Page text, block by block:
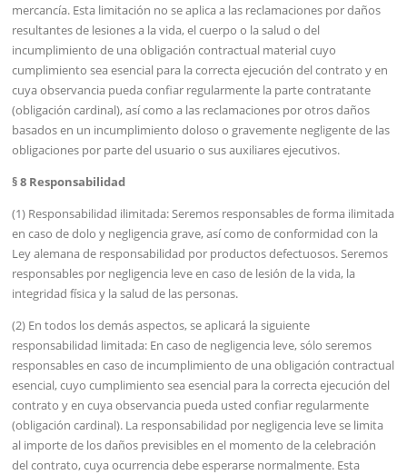
mercancía. Esta limitación no se aplica a las reclamaciones por daños
resultantes de lesiones a la vida, el cuerpo o la salud o del
incumplimiento de una obligación contractual material cuyo
cumplimiento sea esencial para la correcta ejecución del contrato y en
cuya observancia pueda confiar regularmente la parte contratante
(obligación cardinal), así como a las reclamaciones por otros daños
basados en un incumplimiento doloso o gravemente negligente de las
obligaciones por parte del usuario o sus auxiliares ejecutivos.
§ 8 Responsabilidad
(1) Responsabilidad ilimitada: Seremos responsables de forma ilimitada
en caso de dolo y negligencia grave, así como de conformidad con la
Ley alemana de responsabilidad por productos defectuosos. Seremos
responsables por negligencia leve en caso de lesión de la vida, la
integridad física y la salud de las personas.
(2) En todos los demás aspectos, se aplicará la siguiente
responsabilidad limitada: En caso de negligencia leve, sólo seremos
responsables en caso de incumplimiento de una obligación contractual
esencial, cuyo cumplimiento sea esencial para la correcta ejecución del
contrato y en cuya observancia pueda usted confiar regularmente
(obligación cardinal). La responsabilidad por negligencia leve se limita
al importe de los daños previsibles en el momento de la celebración
del contrato, cuya ocurrencia debe esperarse normalmente. Esta